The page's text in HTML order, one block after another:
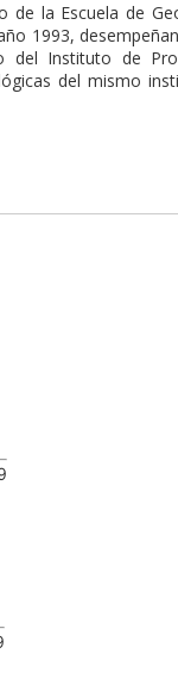
la Escuela de
1993,
del Instituto de
del mismo